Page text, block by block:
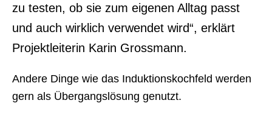
zu testen, ob sie zum eigenen Alltag passt
und auch wirklich verwendet wird“, erklärt
Projektleiterin Karin Grossmann.
Andere Dinge wie das Induktionskochfeld werden
gern als Übergangslösung genutzt.